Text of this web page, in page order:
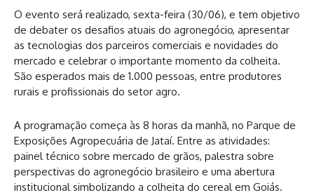
O evento será realizado, sexta-feira (30/06), e tem objetivo
de debater os desafios atuais do agronegócio, apresentar
as tecnologias dos parceiros comerciais e novidades do
mercado e celebrar o importante momento da colheita.
São esperados mais de 1.000 pessoas, entre produtores
rurais e profissionais do setor agro.
A programação começa às 8 horas da manhã, no Parque de
Exposições Agropecuária de Jataí. Entre as atividades:
painel técnico sobre mercado de grãos, palestra sobre
perspectivas do agronegócio brasileiro e uma abertura
institucional simbolizando a colheita do cereal em Goiás.